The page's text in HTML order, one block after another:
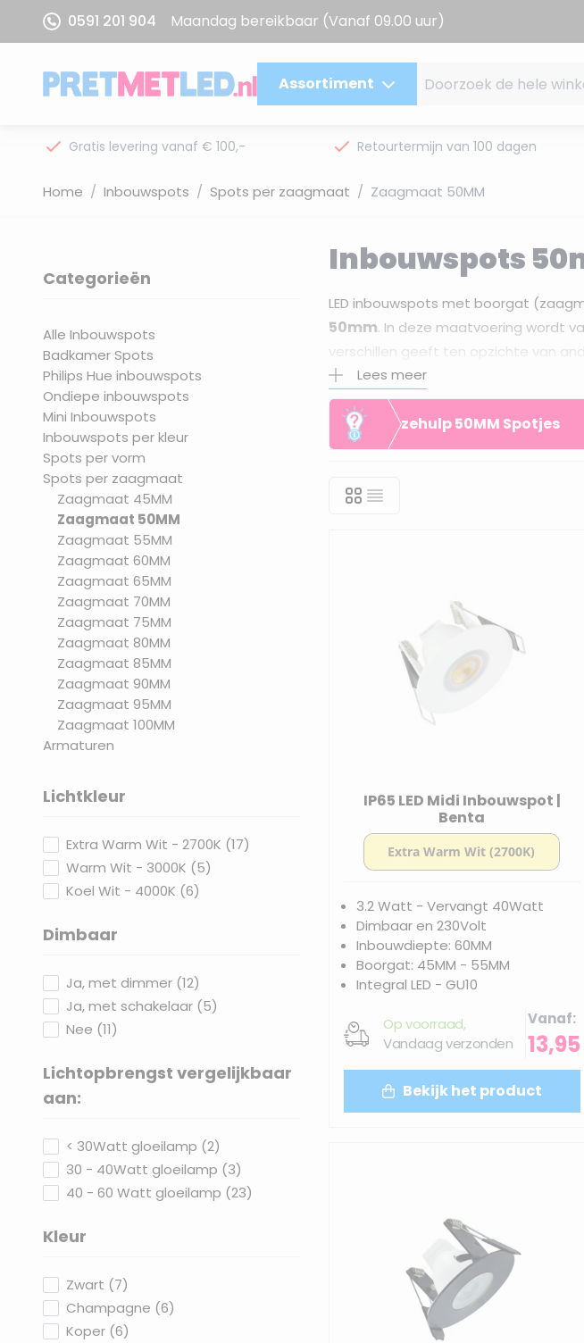
Ga naar de inhoud
0591 201 904 Maandag bereikbaar (Vanaf 09.00 uur)
Assortiment
Gratis levering vanaf € 100,- Retourtermijn van 100 dagen
Home / Inbouwspots / Spots per zaagmaat / Zaagmaat 50MM
Categorieën
Alle Inbouwspots
Badkamer Spots
Philips Hue inbouwspots
Ondiepe inbouwspots
Mini Inbouwspots
Inbouwspots per kleur
Spots per vorm
Spots per zaagmaat
Zaagmaat 45MM
Zaagmaat 50MM
Zaagmaat 55MM
Zaagmaat 60MM
Zaagmaat 65MM
Zaagmaat 70MM
Zaagmaat 75MM
Zaagmaat 80MM
Zaagmaat 85MM
Zaagmaat 90MM
Zaagmaat 95MM
Zaagmaat 100MM
Armaturen
Lichtkleur
Extra Warm Wit - 2700K (17products available
)
Warm Wit - 3000K (5products available
)
Koel Wit - 4000K (6products available
)
Dimbaar
Ja, met dimmer (12products available
)
Ja, met schakelaar (5products available
)
Nee (11products available
)
Lichtopbrengst vergelijkbaar
aan:
< 30Watt gloeilamp (2products available
)
30 - 40Watt gloeilamp (3products available
)
40 - 60 Watt gloeilamp (23products available
)
Kleur
Zwart (7products available
)
Champagne (6products available
)
Koper (6products available
)
Inbouwspots
LED inbouwspots met boorgat
50mm. In deze maatvoering wordt
verschillen geeft ten opzichte van
spot, de benodigde
Lees meer
Keuzehulp 50MM Spotjes
IP65 LED Midi Inbouwspot |
Benta
3.2 Watt - Vervangt 40Watt
Dimbaar en 230Volt
Inbouwdiepte: 60MM
Boorgat: 45MM - 55MM
Integral LED - GU10
Op voorraad,
Vandaag verzonden
Vanaf
13,95
Bekijk het product